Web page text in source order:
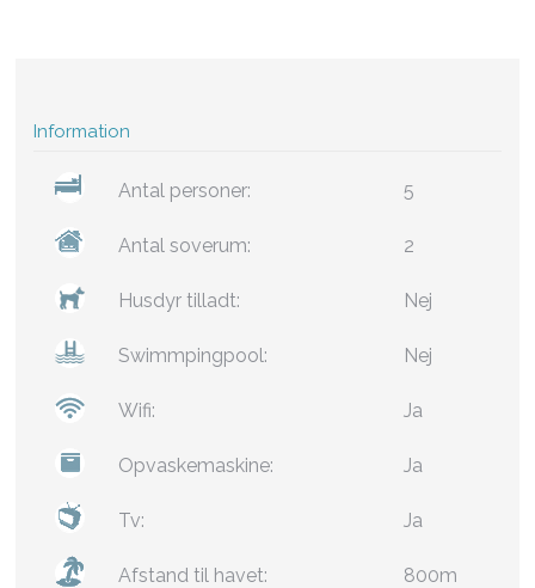
Information
Antal personer: 5
Antal soverum: 2
Husdyr tilladt: Nej
Swimmpingpool: Nej
Wifi: Ja
Opvaskemaskine: Ja
Tv: Ja
Afstand til havet: 800m